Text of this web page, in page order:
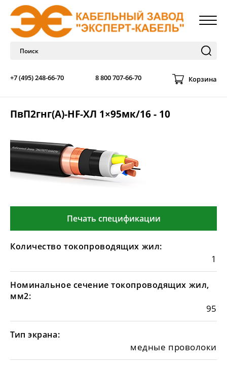
+7 (495) 248-66-70 8 800 707-66-70 Корзина
ПвП2гнг(А)-HF-ХЛ 1×95мк/16 - 10
Печать спецификации
Количество токопроводящих жил:
1
Номинальное сечение токопроводящих жил,
мм2:
95
Тип экрана:
медные проволоки